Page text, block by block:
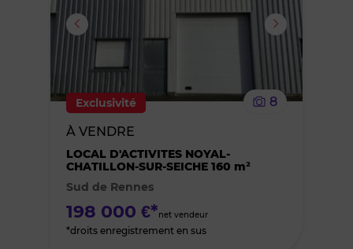
ou
supprimer
Exclusivité
8
À VENDRE
LOCAL D'ACTIVITES NOYAL-
CHATILLON-SUR-SEICHE 160 m²
Sud de Rennes
198 000 €*net vendeur
*droits enregistrement en sus